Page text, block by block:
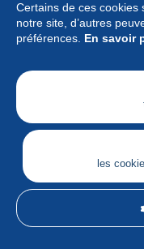
Certains de ces cookies
notre site, d’autres
préférences. En savoir
les
Actualités
Fonctionnalités
Société
Services
Articles
© Delcampe